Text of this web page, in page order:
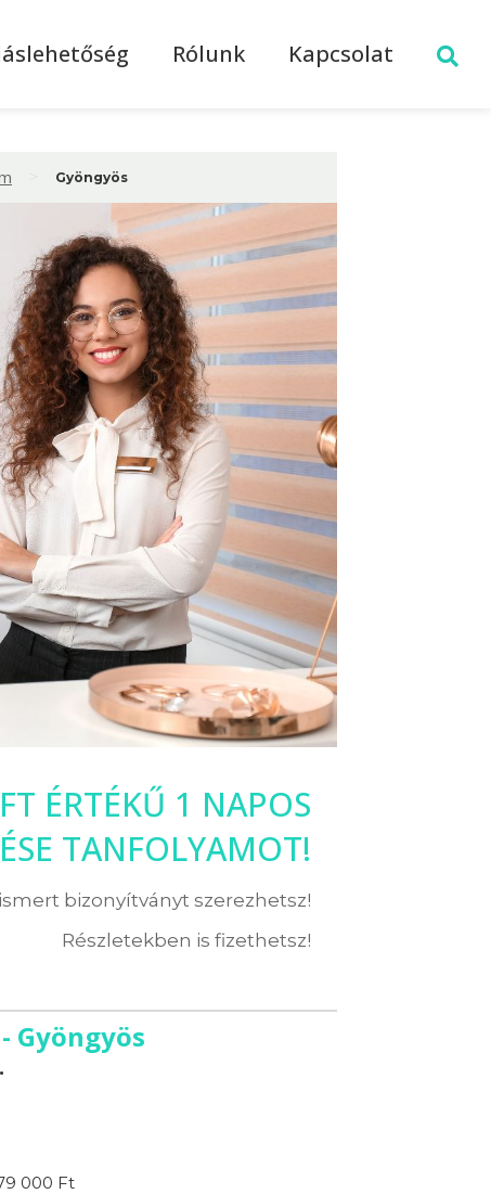
Rólunk Kapcsolat
Gyöngyös
ÉRTÉKŰ 1 NAPOS
TANFOLYAMOT!
bizonyítványt szerezhetsz!
Részletekben is fizethetsz!
Gyöngyös
000 Ft